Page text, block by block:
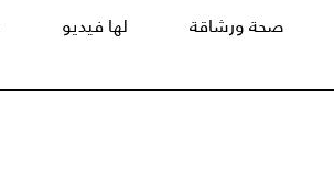
صحة ورشاقة لها فيديو